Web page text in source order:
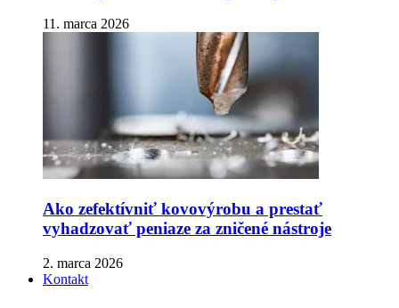
11. marca 2026
Ako zefektívniť kovovýrobu a prestať
vyhadzovať peniaze za zničené nástroje
2. marca 2026
Kontakt